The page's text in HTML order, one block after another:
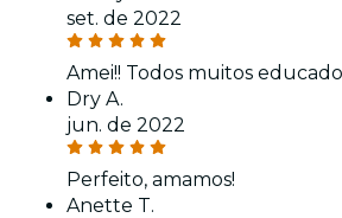
set. de 2022
Amei!! Todos muitos
Dry A.
jun. de 2022
Perfeito, amamos!
Anette T.